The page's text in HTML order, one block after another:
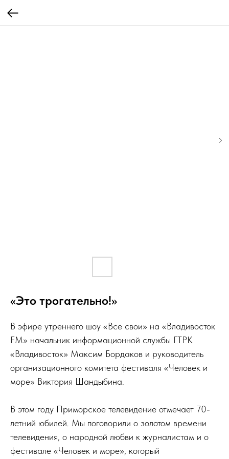
«Это трогательно!»
В эфире утреннего шоу «Все свои» на «Владивосток
FM» начальник информационной службы ГТРК
«Владивосток» Максим Бордаков и руководитель
организационного комитета фестиваля «Человек и
море» Виктория Шандыбина.
В этом году Приморское телевидение отмечает 70-
летний юбилей. Мы поговорили о золотом времени
телевидения, о народной любви к журналистам и о
фестивале «Человек и море», который